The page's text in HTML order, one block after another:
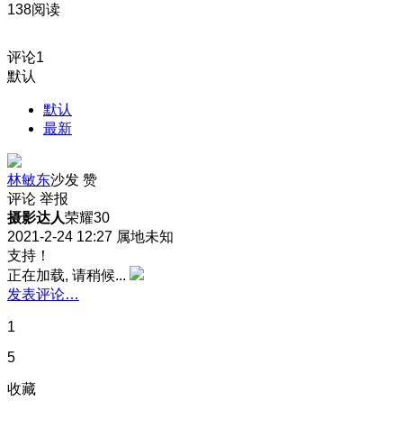
138阅读
评论1
默认
默认
最新
林敏东沙发 赞
评论 举报
摄影达人荣耀30
2021-2-24 12:27 属地未知
支持！
正在加载, 请稍候...
发表评论…
1
5
收藏